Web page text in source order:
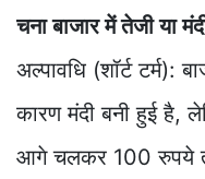
चना बाजार में तेजी या
अल्पावधि (शॉर्ट
कारण मंदी बनी हुई है,
आगे चलकर 100 रुपये